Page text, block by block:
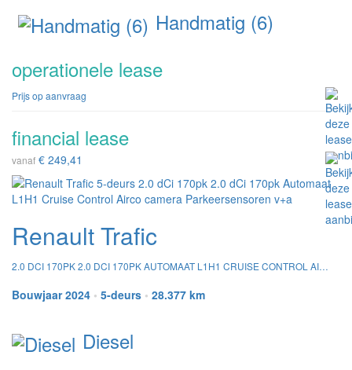
Handmatig (6)
operationele lease
Prijs op aanvraag
financial lease
vanaf € 249,41
Renault Trafic
2.0 DCI 170PK 2.0 DCI 170PK AUTOMAAT L1H1 CRUISE CONTROL AIRCO CAMERA PARKEERSENSOREN V+A
Bouwjaar 2024 • 5-deurs • 28.377 km
Diesel